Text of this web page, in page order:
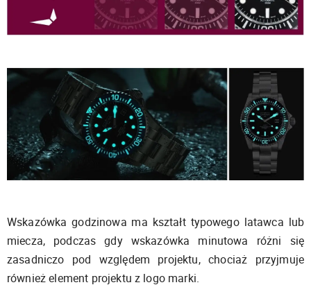
Wskazówka godzinowa ma kształt typowego latawca lub
miecza, podczas gdy wskazówka minutowa różni się
zasadniczo pod względem projektu, chociaż przyjmuje
również element projektu z logo marki.